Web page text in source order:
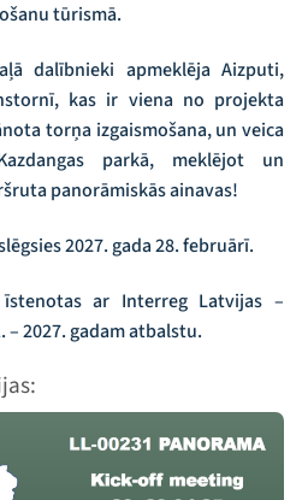
tūrismā.
dalībnieki apmeklēja Aizputi,
kas ir viena no projekta
torņa izgaismošana, un veica
parkā, meklējot un
panorāmiskās ainavas!
2027. gada 28. februārī.
ar Interreg Latvijas –
– 2027. gadam atbalstu.